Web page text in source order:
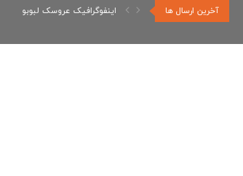
آخرین ارسال ها اینفوگرافیک رپر های فارسی نسل...